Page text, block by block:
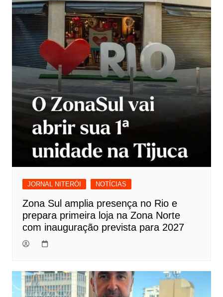
JORNAL NITERÓI NOTÍCIAS
Zona Sul amplia presença no Rio e
prepara primeira loja na Zona Norte
com inauguração prevista para 2027